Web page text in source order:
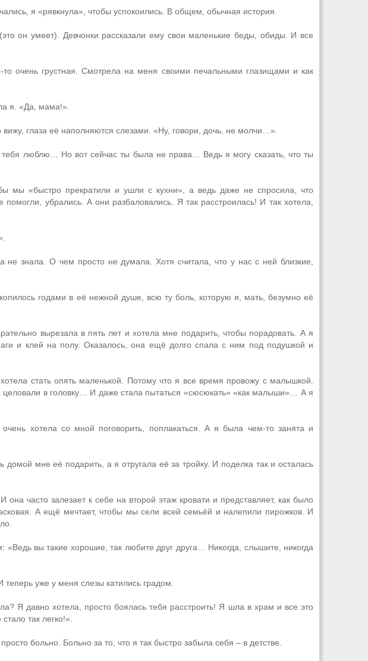
я «рявкнула», чтобы успокоились. В общем, обычная история.
он умеет). Девчонки рассказали ему свои маленькие беды, обиды. И все
очень грустная. Смотрела на меня своими печальными глазищами и как
я. «Да, мама!».
глаза её наполняются слезами. «Ну, говори, дочь, не молчи…».
люблю… Но вот сейчас ты была не права… Ведь я могу сказать, что ты
мы «быстро прекратили и ушли с кухни», а ведь даже не спросила, что
убрались. А они разбаловались. Я так расстроилась! И так хотела,
не знала. О чем просто не думала. Хотя считала, что у нас с ней близкие,
годами в её нежной душе, всю ту боль, которую я, мать, безумно её
вырезала в пять лет и хотела мне подарить, чтобы порадовать. А я
и клей на полу. Оказалось, она ещё долго спала с ним под подушкой и
стать опять маленькой. Потому что я все время провожу с малышкой.
целовали в головку… И даже стала пытаться «сюсюкать» «как малыши»… А я
хотела со мной поговорить, поплакаться. А я была чем-то занята и
домой мне её подарить, а я отругала её за тройку. И поделка так и осталась
часто залезает к себе на второй этаж кровати и представляет, как было
А ещё мечтает, чтобы мы сели всей семьёй и налепили пирожков. И
«Ведь вы такие хорошие, так любите друг друга… Никогда, слышите, никогда
уже у меня слезы катились градом.
Я давно хотела, просто боялась тебя расстроить! Я шла в храм и все это
так легко!».
больно. Больно за то, что я так быстро забыла себя – в детстве.